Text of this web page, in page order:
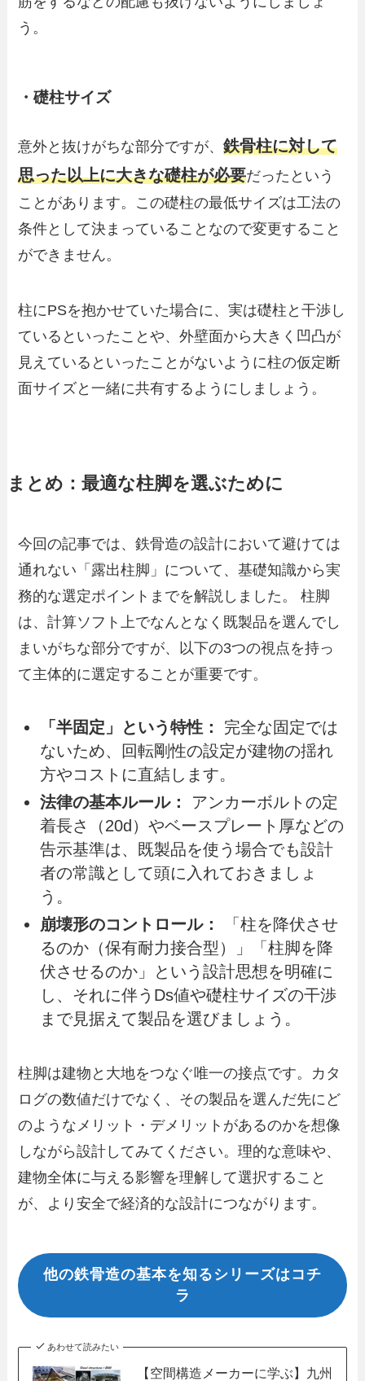
う。
・礎柱サイズ
意外と抜けがちな部分ですが、鉄骨柱に対して
思った以上に大きな礎柱が必要だったという
ことがあります。この礎柱の最低サイズは工法の
条件として決まっていることなので変更すること
ができません。
柱にPSを抱かせていた場合に、実は礎柱と干渉し
ているといったことや、外壁面から大きく凹凸が
見えているといったことがないように柱の仮定断
面サイズと一緒に共有するようにしましょう。
まとめ：最適な柱脚を選ぶために
今回の記事では、鉄骨造の設計において避けては
通れない「露出柱脚」について、基礎知識から実
務的な選定ポイントまでを解説しました。 柱脚
は、計算ソフト上でなんとなく既製品を選んでし
まいがちな部分ですが、以下の3つの視点を持っ
て主体的に選定することが重要です。
「半固定」という特性：
完全な固定では
ないため、回転剛性の設定が建物の揺れ
方やコストに直結します。
法律の基本ルール：
アンカーボルトの定
着長さ（20d）やベースプレート厚などの
告示基準は、既製品を使う場合でも設計
者の常識として頭に入れておきましょ
う。
崩壊形のコントロール：
「柱を降伏させ
るのか（保有耐力接合型）」「柱脚を降
伏させるのか」という設計思想を明確に
し、それに伴うDs値や礎柱サイズの干渉
まで見据えて製品を選びましょう。
柱脚は建物と大地をつなぐ唯一の接点です。カタ
ログの数値だけでなく、その製品を選んだ先にど
のようなメリット・デメリットがあるのかを想像
しながら設計してみてください。理的な意味や、
建物全体に与える影響を理解して選択すること
が、より安全で経済的な設計につながります。
他の鉄骨造の基本を知るシリーズはコチ
ラ
あわせて読みたい
【空間構造メーカーに学ぶ】九州